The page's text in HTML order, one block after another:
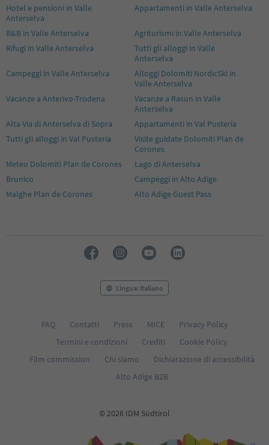
Hotel e pensioni in Valle
Anterselva
Appartamenti in Valle Anterselva
B&B in Valle Anterselva
Agriturismi in Valle Anterselva
Rifugi in Valle Anterselva
Tutti gli alloggi in Valle
Anterselva
Campeggi in Valle Anterselva
Alloggi Dolomiti NordicSki in
Valle Anterselva
Vacanze a Anterivo-Trodena
Vacanze a Rasun in Valle
Anterselva
Alta Via di Anterselva di Sopra
Appartamenti in Val Pusteria
Tutti gli alloggi in Val Pusteria
Visite guidate Dolomiti Plan de
Corones
Meteo Dolomiti Plan de Corones
Lago di Anterselva
Brunico
Campeggi in Alto Adige
Malghe Plan de Corones
Alto Adige Guest Pass
Lingua: Italiano
FAQ Contatti Press MICE
Privacy Policy
Termini e condizioni
Crediti
Cookie Policy
Film commission
Chi siamo
Dichiarazione di accessibilità
Alto Adige B2B
© 2026 IDM Südtirol